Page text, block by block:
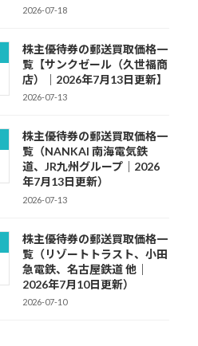
2026-07-18
株主優待券の郵送買取価格一
覧【サンクゼール（久世福商
店）｜2026年7月13日更新】
2026-07-13
株主優待券の郵送買取価格一
覧（NANKAI 南海電気鉄
道、JR九州グループ｜2026
年7月13日更新）
2026-07-13
株主優待券の郵送買取価格一
覧（リゾートトラスト、小田
急電鉄、名古屋鉄道 他｜
2026年7月10日更新）
2026-07-10